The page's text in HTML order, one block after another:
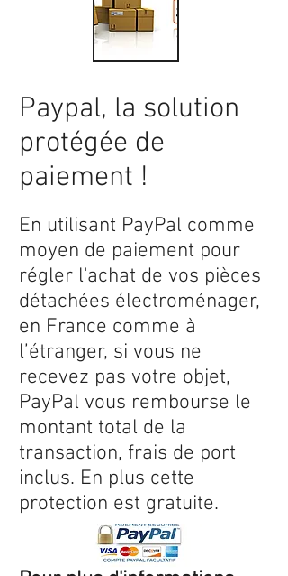
Paypal, la solution
protégée de
paiement !
En utilisant PayPal comme
moyen de paiement pour
régler l'achat de vos pièces
détachées électroménager,
en France comme à
l’étranger, si vous ne
recevez pas votre objet,
PayPal vous rembourse le
montant total de la
transaction, frais de port
inclus. En plus cette
protection est gratuite.